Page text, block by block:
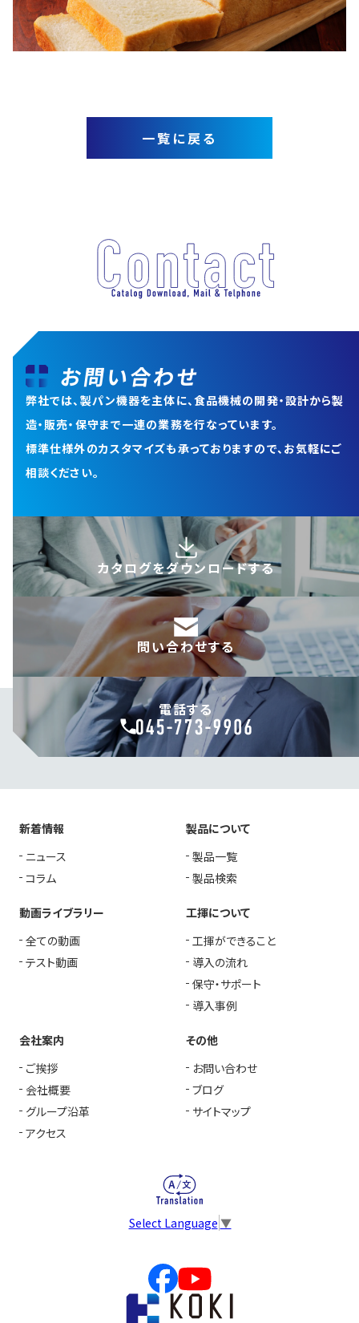
一覧に戻る
お問い合わせ
弊社では、製パン機器を主体に、食品機械の開発・設計から製
造・販売・保守まで一連の業務を行なっています。
標準仕様外のカスタマイズも承っておりますので、お気軽にご
相談ください。
カタログをダウンロードする
問い合わせする
電話する
新着情報
ニュース
コラム
製品について
製品一覧
製品検索
動画ライブラリー
全ての動画
テスト動画
工揮について
工揮ができること
導入の流れ
保守・サポート
導入事例
会社案内
ご挨拶
会社概要
グループ沿革
アクセス
その他
お問い合わせ
ブログ
サイトマップ
Select Language ▼